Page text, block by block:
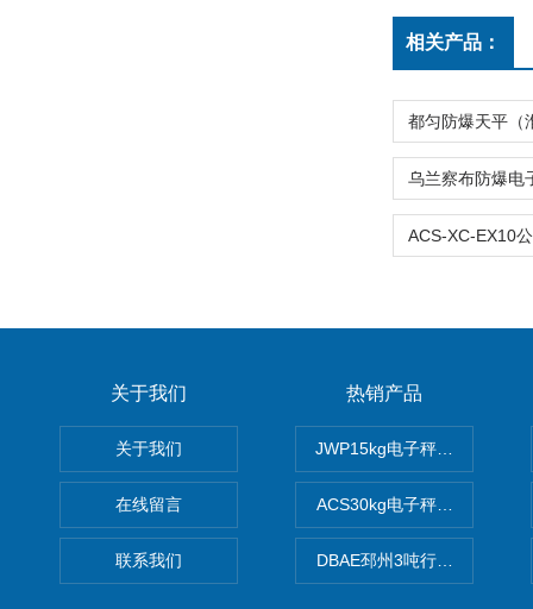
相关产品：
关于我们
关于我们
在线留言
联系我们
热销产品
JWP15kg电子秤价格,15公
ACS30kg电子秤价格,30公
DBAE邳州3吨行车电子吊秤